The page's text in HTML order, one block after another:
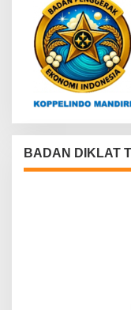
BADAN DIKLAT